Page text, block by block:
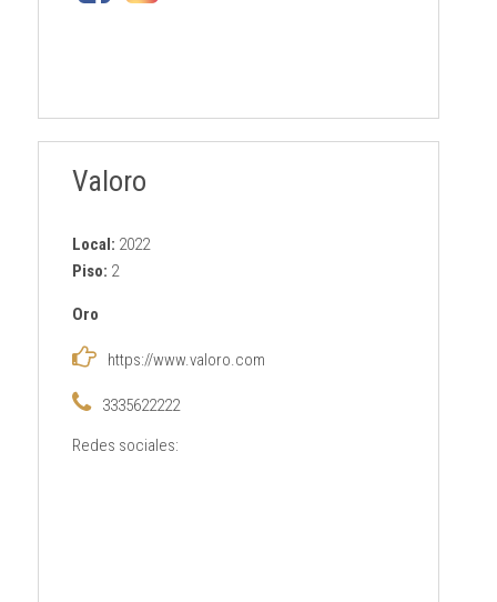
Valoro
Local: 2022
Piso: 2
Oro
https://www.valoro.com
3335622222
Redes sociales: